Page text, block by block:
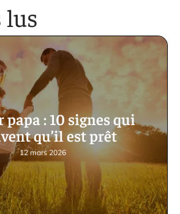
lus
papa : 10 signes qui
qu’il est prêt
12 mars 2026